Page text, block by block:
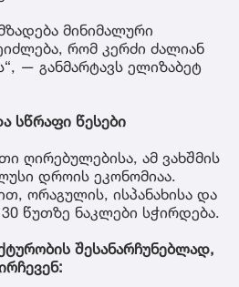
მინიმალური
რომ კერძი ძალიან
— განმარტავს ელიზაბეტ
სწრაფი წესები
ღირებულებისა, ამ ვახშმის
დროის ეკონომიაა.
ორაგულის, ისპანახისა და
წუთზე ნაკლები სჭირდება.
შესანარჩუნებლად,